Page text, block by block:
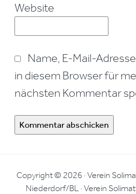
Website
Name, E-Mail-
in diesem Browser für
nächsten Kommentar
Copyright © 2026 · Verein
Niederdorf/BL · Verein